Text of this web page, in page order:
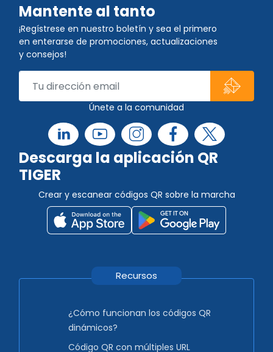
Mantente al tanto
¡Regístrese en nuestro boletín y sea el primero
en enterarse de promociones, actualizaciones
y consejos!
Únete a la comunidad
Descarga la aplicación QR
TIGER
Crear y escanear códigos QR sobre la marcha
Recursos
¿Cómo funcionan los códigos QR
dinámicos?
Código QR con múltiples URL